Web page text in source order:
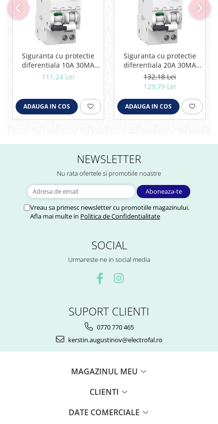
Siguranta cu protectie
diferentiala 10A 30MA
1P+N SCHNEIDER
111,24 Lei
ADAUGA IN COS
Siguranta cu protectie
diferentiala 20A 30MA
1P+N SCHNEIDER
A9D34620
132,18 Lei
129,79 Lei
ADAUGA IN COS
NEWSLETTER
Nu rata ofertele si promotiile noastre
Vreau sa primesc newsletter cu promotiile magazinului.
Afla mai multe in Politica de Confidentialitate
SOCIAL
Urmareste-ne in social media
SUPORT CLIENTI
0770 770 465
kerstin.augustinov@electrofal.ro
MAGAZINUL MEU
CLIENTI
DATE COMERCIALE